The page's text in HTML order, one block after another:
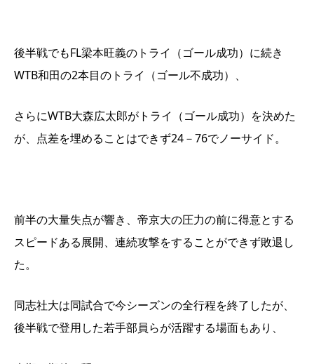
後半戦でもFL梁本旺義のトライ（ゴール成功）に続き
WTB和田の2本目のトライ（ゴール不成功）、
さらにWTB大森広太郎がトライ（ゴール成功）を決めた
が、点差を埋めることはできず24－76でノーサイド。
前半の大量失点が響き、帝京大の圧力の前に得意とする
スピードある展開、連続攻撃をすることができず敗退し
た。
同志社大は同試合で今シーズンの全行程を終了したが、
後半戦で登用した若手部員らが活躍する場面もあり、